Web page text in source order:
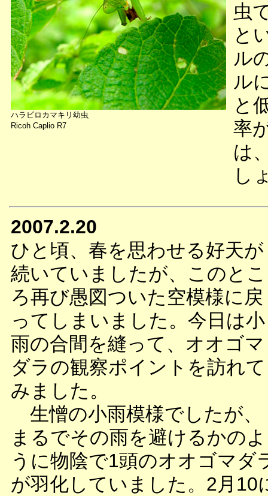
ハラビロカマキリ幼虫
Ricoh Caplio R7
虫
と
ル
ル
と
率
は
し
2007.2.20
ひと頃、春を思わせる好天が
続いていましたが、このとこ
ろ再び愚図ついた空模様に戻
ってしまいました。今日は小
雨の合間を縫って、オオゴマ
ダラの観察ポイントを訪れて
みました。
生憎の小雨模様でしたが、
まるでその雨を避けるかのよ
うに物陰で1頭のオオゴマダ
が羽化していました。2月10